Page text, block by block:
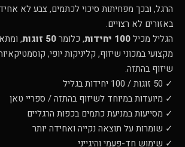
הרגל, ובכך מפחיתות סיכוי לכתמים, צבע לא
באזורים לא רצויים.
הגליל מכיל100 יחידות , כלומר50 זוגות
,
מקצועי במכוני שיזוף, קליניקות יופי,
שיזוף בהתזה.
✓ 50 זוגות / 100 יחידות בגליל
✓ מיועדות במיוחד לשיזוף בהתזה / ספריי טאן
✓ מסייעות במניעת כתמים בכפות הרגליים
✓ שומרות על תוצאה נקייה ואחידה יותר
✓ שימוש חד-פעמי והיגייני